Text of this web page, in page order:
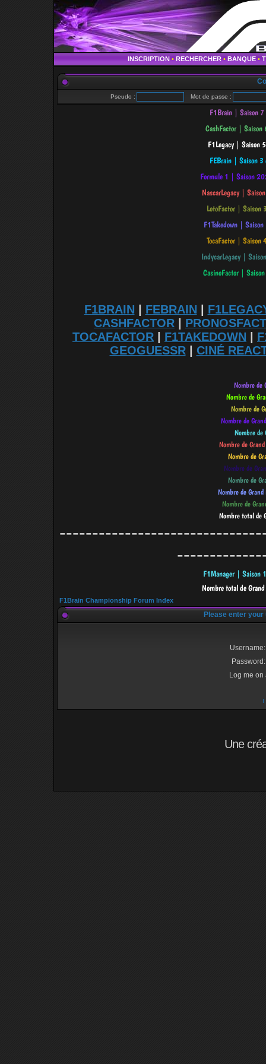
INSCRIPTION • RECHERCHER • BANQUE •
Pseudo : Mot de passe :
F1BRAIN FEBRAIN
CASHFACTOR
TOCAFACTOR
F1TAKEDOWN
GEOGUESSR| CINÉ
F1Brain Championship Forum Index
Please enter
Username:
Password:
Log me
I
Une